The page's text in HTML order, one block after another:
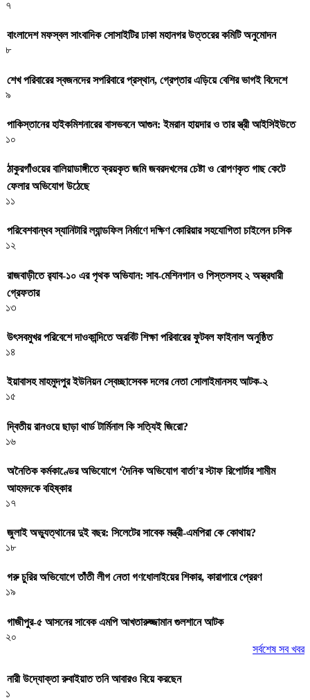
৭
বাংলাদেশ মফস্বল সাংবাদিক সোসাইটির ঢাকা মহানগর উত্তরের কমিটি অনুমোদন
৮
শেখ পরিবারের স্বজনদের সপরিবারে প্রস্থান, গ্রেপ্তার এড়িয়ে বেশির ভাগই বিদেশে
৯
পাকিস্তানের হাইকমিশনারের বাসভবনে আগুন: ইমরান হায়দার ও তার স্ত্রী আইসিইউতে
১০
ঠাকুরগাঁওয়ের বালিয়াডাঙ্গীতে ক্রয়কৃত জমি জবরদখলের চেষ্টা ও রোপণকৃত গাছ কেটে
ফেলার অভিযোগ উঠেছে
১১
পরিবেশবান্ধব স্যানিটারি ল্যান্ডফিল নির্মাণে দক্ষিণ কোরিয়ার সহযোগিতা চাইলেন চসিক
১২
রাজবাড়ীতে র‍্যাব-১০ এর পৃথক অভিযান: সাব-মেশিনগান ও পিস্তলসহ ২ অস্ত্রধারী
গ্রেফতার
১৩
উৎসবমুখর পরিবেশে দাওকান্দিতে অরবিট শিক্ষা পরিবারের ফুটবল ফাইনাল অনুষ্ঠিত
১৪
ইয়াবাসহ মাহমুদপুর ইউনিয়ন স্বেচ্ছাসেবক দলের নেতা সোলাইমানসহ আটক-২
১৫
দ্বিতীয় রানওয়ে ছাড়া থার্ড টার্মিনাল কি সত্যিই জিরো?
১৬
অনৈতিক কর্মকাণ্ডের অভিযোগে ‘দৈনিক অভিযোগ বার্তা’র স্টাফ রিপোর্টার শামীম
আহমদকে বহিষ্কার
১৭
জুলাই অভ্যুত্থানের দুই বছর: সিলেটের সাবেক মন্ত্রী-এমপিরা কে কোথায়? ​
১৮
গরু চুরির অভিযোগে তাঁতী লীগ নেতা গণধোলাইয়ের শিকার, কারাগারে প্রেরণ
১৯
গাজীপুর-৫ আসনের সাবেক এমপি আখতারুজ্জামান গুলশানে আটক
২০
সর্বশেষ সব খবর
নারী উদ্যোক্তা রুবাইয়াত তনি আবারও বিয়ে করছেন
১